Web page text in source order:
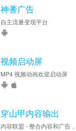
神蓍广告
自主流量变现平台
视频启动屏
MP4 视频动画欢迎启动屏
穿山甲内容输出
内容联盟 - 整合内容和广告